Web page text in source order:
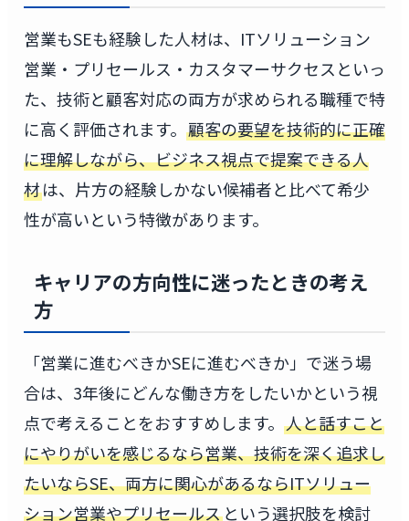
営業もSEも経験した人材は、ITソリューション
営業・プリセールス・カスタマーサクセスといっ
た、技術と顧客対応の両方が求められる職種で特
に高く評価されます。 顧客の要望を技術的に正確
に理解しながら、ビジネス視点で提案できる人
材は、片方の経験しかない候補者と比べて希少
性が高いという特徴があります。
キャリアの方向性に迷ったときの考え
方
「営業に進むべきかSEに進むべきか」で迷う場
合は、3年後にどんな働き方をしたいかという視
点で考えることをおすすめします。 人と話すこと
にやりがいを感じるなら営業、技術を深く追求し
たいならSE、両方に関心があるならITソリュー
ション営業やプリセールスという選択肢を検討